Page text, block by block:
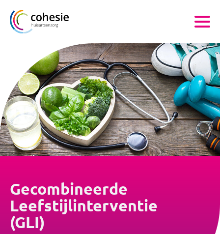
Gecombineerde
Leefstijlinterventie
(GLI)